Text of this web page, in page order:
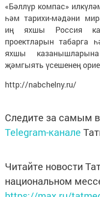
«Бәллүр компас»
һәм тарихи-мәдәни
иң яхшы Россия
проектларын табарга
яхшы
җәмгыять үсешенең
http://nabchelny.ru/
Следите за самым
Telegram-канале
Читайте новости
национальном